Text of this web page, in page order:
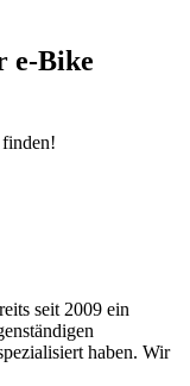
e-Bike
seit 2009 ein
haben. Wir